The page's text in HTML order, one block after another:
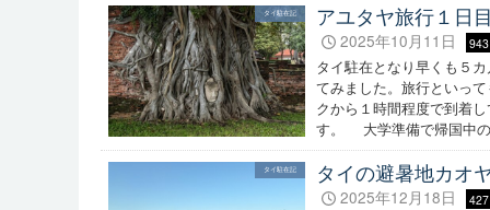
タイ駐在記 アユタヤ旅行１日
2025年10月11日
タイ駐在となり早くも５
てみました。旅行といっ
クから１時間程度で到着
す。 大学準備で帰国中の
タイ駐在記 タイの避暑地カオ
2025年12月18日